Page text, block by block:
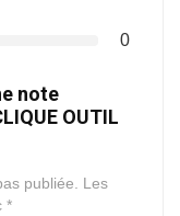
0
note
OUTIL
publiée. Les
*